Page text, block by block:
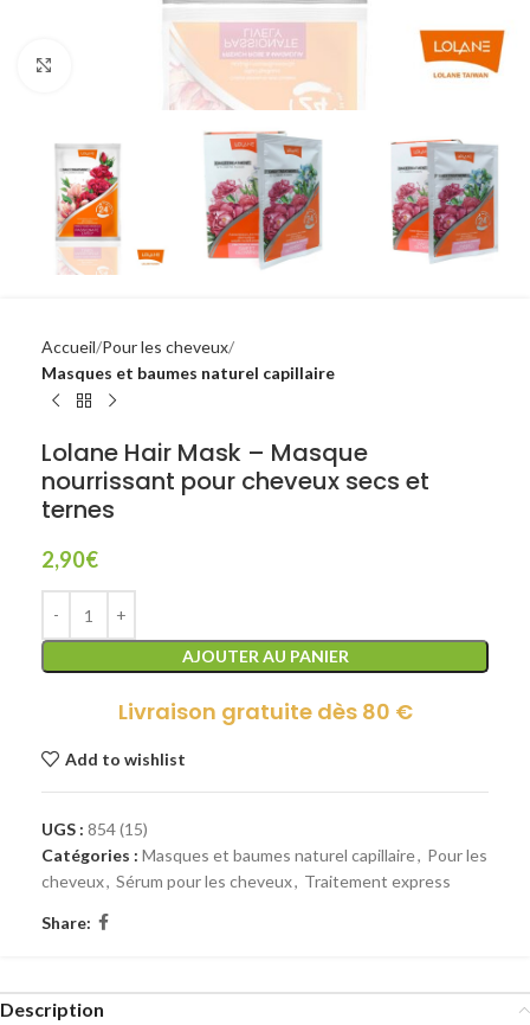
Click to enlarge
Accueil Pour les cheveux
Masques et baumes naturel capillaire
Lolane Hair Mask – Masque
nourrissant pour cheveux secs et
ternes
2,90€
AJOUTER AU PANIER
Livraison gratuite dès 80 €
Add to wishlist
UGS : 854 (15)
Catégories : Masques et baumes naturel capillaire, Pour les
cheveux, Sérum pour les cheveux, Traitement express
Share:
Description